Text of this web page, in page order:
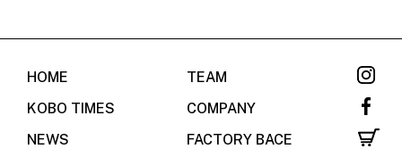
HOME
KOBO TIMES
NEWS
TEAM
COMPANY
FACTORY BACE